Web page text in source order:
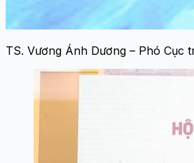
TS. Vương Ánh Dương – Phó Cục